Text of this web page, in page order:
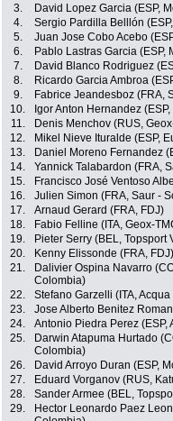
3.
David Lopez Garcia (ESP,
4.
Sergio Pardilla Belllón
5.
Juan Jose Cobo Acebo
6.
Pablo Lastras Garcia (ESP,
7.
David Blanco Rodriguez
8.
Ricardo Garcia Ambroa
9.
Fabrice Jeandesboz (FRA,
10.
Igor Anton Hernandez
11.
Denis Menchov (RUS,
12.
Mikel Nieve Ituralde (ESP,
13.
Daniel Moreno Fernandez
14.
Yannick Talabardon (FRA,
15.
Francisco José Ventoso
16.
Julien Simon (FRA, Saur -
17.
Arnaud Gerard (FRA, FDJ)
18.
Fabio Felline (ITA, Geox-
19.
Pieter Serry (BEL,
20.
Kenny Elissonde (FRA, FDJ)
21.
Dalivier Ospina Navarro
Colombia)
22. Stefano Garzelli (ITA,
23.
Jose Alberto Benitez
24.
Antonio Piedra Perez
25.
Darwin Atapuma Hurtado
Colombia)
26.
David Arroyo Duran (ESP,
27.
Eduard Vorganov (RUS,
28.
Sander Armee (BEL,
29.
Hector Leonardo Paez